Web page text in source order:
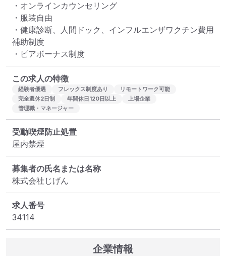
・オンラインカウンセリング
・服装自由
・健康診断、人間ドック、インフルエンザワクチン費用
補助制度
・ピアボーナス制度
この求人の特徴
経験者優遇 フレックス制度あり
リモートワーク可能
完全週休2日制
年間休日120日以上
上場企業
管理職・マネージャー
受動喫煙防止処置
屋内禁煙
募集者の氏名または名称
株式会社じげん
求人番号
34114
企業情報